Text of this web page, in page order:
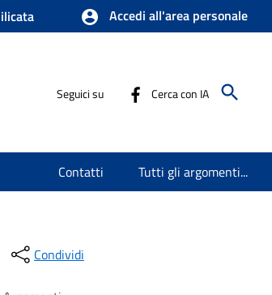
Accedi all'area personale
Seguici su Cerca con IA
Contatti Tutti gli argomenti...
Condividi